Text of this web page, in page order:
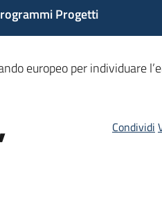
Progetti
europeo per individuare
Condividi